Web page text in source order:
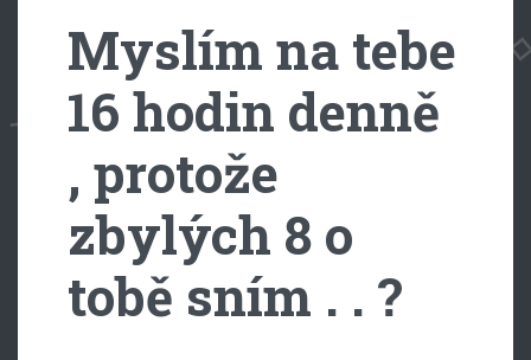
Myslím na tebe
16 hodin denně
, protože
zbylých 8 o
tobě sním . . ?